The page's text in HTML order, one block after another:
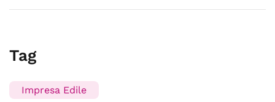
Tag
Impresa Edile